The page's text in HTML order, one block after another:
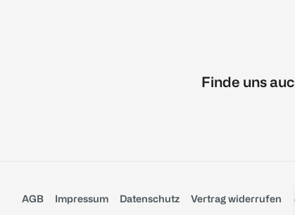
Finde uns
AGB Impressum Datenschutz Vertrag widerrufen